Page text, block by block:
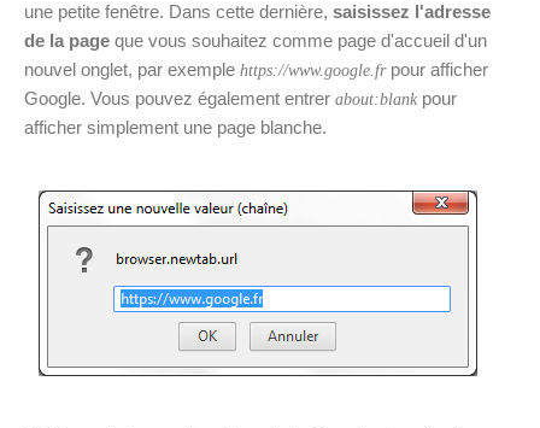
une petite fenêtre. Dans cette dernière, saisissez l'adresse
de la page que vous souhaitez comme page d'accueil d'un
nouvel onglet, par exemple https://www.google.frpour afficher
Google. Vous pouvez également entrer about:blank pour
afficher simplement une page blanche.